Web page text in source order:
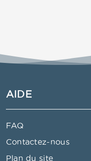
AIDE
FAQ
Contactez-nous
Plan du site